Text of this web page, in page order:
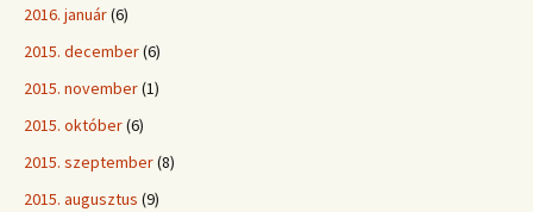
2016. január(6)
2015. december(6)
2015. november(1)
2015. október(6)
2015. szeptember(8)
2015. augusztus (9)